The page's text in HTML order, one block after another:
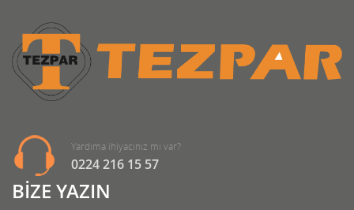
Yardıma ihiyacınız mı var?
0224 216 15 57
BİZE YAZIN